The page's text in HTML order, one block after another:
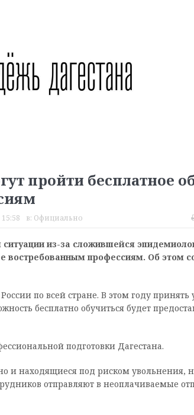
пройти бесплатное
в: Официально
из-за сложившейся
востребованным профессиям. Об этом
по всей стране. В этом году принять
бесплатно обучиться будет
подготовки Дагестана.
и находящиеся под риском увольнения,
отправляют в неоплачиваемые